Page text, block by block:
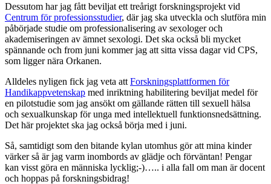
Dessutom har jag fått beviljat ett treårigt forskningsprojekt vid
Centrum för professionsstudier, där jag ska utveckla och slutföra min
påbörjade studie om professionalisering av sexologer och
akademiseringen av ämnet sexologi. Det ska också bli mycket
spännande och from juni kommer jag att sitta vissa dagar vid CPS,
som ligger nära Orkanen.
Alldeles nyligen fick jag veta att Forskningsplattformen för
Handikappvetenskap med inriktning habilitering beviljat medel för
en pilotstudie som jag ansökt om gällande rätten till sexuell hälsa
och sexualkunskap för unga med intellektuell funktionsnedsättning.
Det här projektet ska jag också börja med i juni.
Så, samtidigt som den bitande kylan utomhus gör att mina kinder
värker så är jag varm inombords av glädje och förväntan! Pengar
kan visst göra en människa lycklig;-)….. i alla fall om man är docent
och hoppas på forskningsbidrag!